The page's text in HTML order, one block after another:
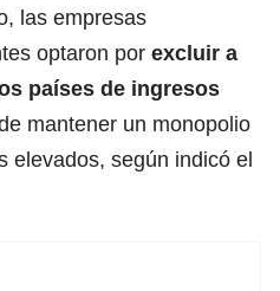
las empresas
optaron por excluir a
países de ingresos
mantener un monopolio
elevados, según indicó el